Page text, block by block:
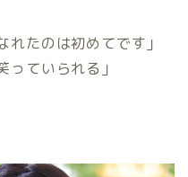
れたのは初めてです」
っていられる」